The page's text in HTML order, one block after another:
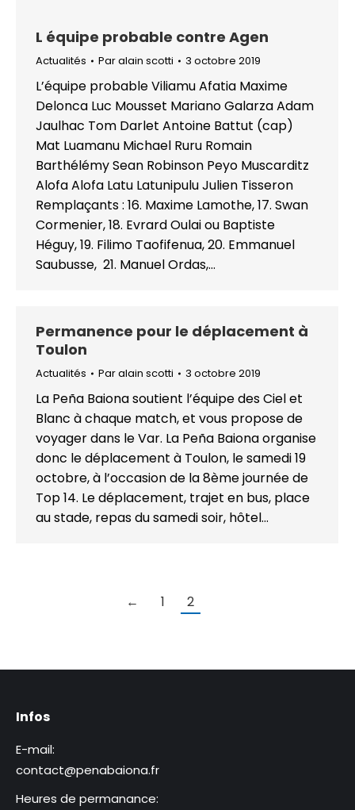
L équipe probable contre Agen
Actualités Paralain scotti 3 octobre 2019
L’équipe probable Viliamu Afatia Maxime
Delonca Luc Mousset Mariano Galarza Adam
Jaulhac Tom Darlet Antoine Battut (cap)
Mat Luamanu Michael Ruru Romain
Barthélémy Sean Robinson Peyo Muscarditz
Alofa Alofa Latu Latunipulu Julien Tisseron
Remplaçants : 16. Maxime Lamothe, 17. Swan
Cormenier, 18. Evrard Oulai ou Baptiste
Héguy, 19. Filimo Taofifenua, 20. Emmanuel
Saubusse, 21. Manuel Ordas,…
Permanence pour le déplacement à
Toulon
Actualités Paralain scotti 3 octobre 2019
La Peña Baiona soutient l’équipe des Ciel et
Blanc à chaque match, et vous propose de
voyager dans le Var. La Peña Baiona organise
donc le déplacement à Toulon, le samedi 19
octobre, à l’occasion de la 8ème journée de
Top 14. Le déplacement, trajet en bus, place
au stade, repas du samedi soir, hôtel…
← 1 2
Infos
E-mail:
contact@penabaiona.fr
Heures de permanance: